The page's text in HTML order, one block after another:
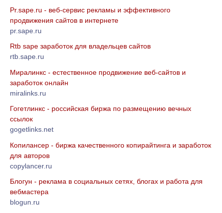
Pr.sape.ru - веб-сервис рекламы и эффективного
продвижения сайтов в интернете
pr.sape.ru
Rtb sape заработок для владельцев сайтов
rtb.sape.ru
Миралинкс - естественное продвижение веб-сайтов и
заработок онлайн
miralinks.ru
Гогетлинкс - российская биржа по размещению вечных
ссылок
gogetlinks.net
Копилансер - биржа качественного копирайтинга и заработок
для авторов
copylancer.ru
Блогун - реклама в социальных сетях, блогах и работа для
вебмастера
blogun.ru